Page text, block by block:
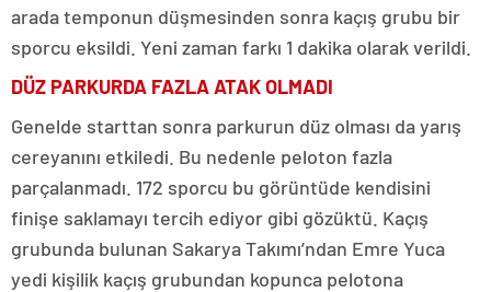
arada temponun düşmesinden sonra kaçış grubu bir
sporcu eksildi. Yeni zaman farkı 1 dakika olarak verildi.
DÜZ PARKURDA FAZLA ATAK OLMADI
Genelde starttan sonra parkurun düz olması da yarış
cereyanını etkiledi. Bu nedenle peloton fazla
parçalanmadı. 172 sporcu bu görüntüde kendisini
finişe saklamayı tercih ediyor gibi gözüktü. Kaçış
grubunda bulunan Sakarya Takımı’ndan Emre Yuca
yedi kişilik kaçış grubundan kopunca pelotona